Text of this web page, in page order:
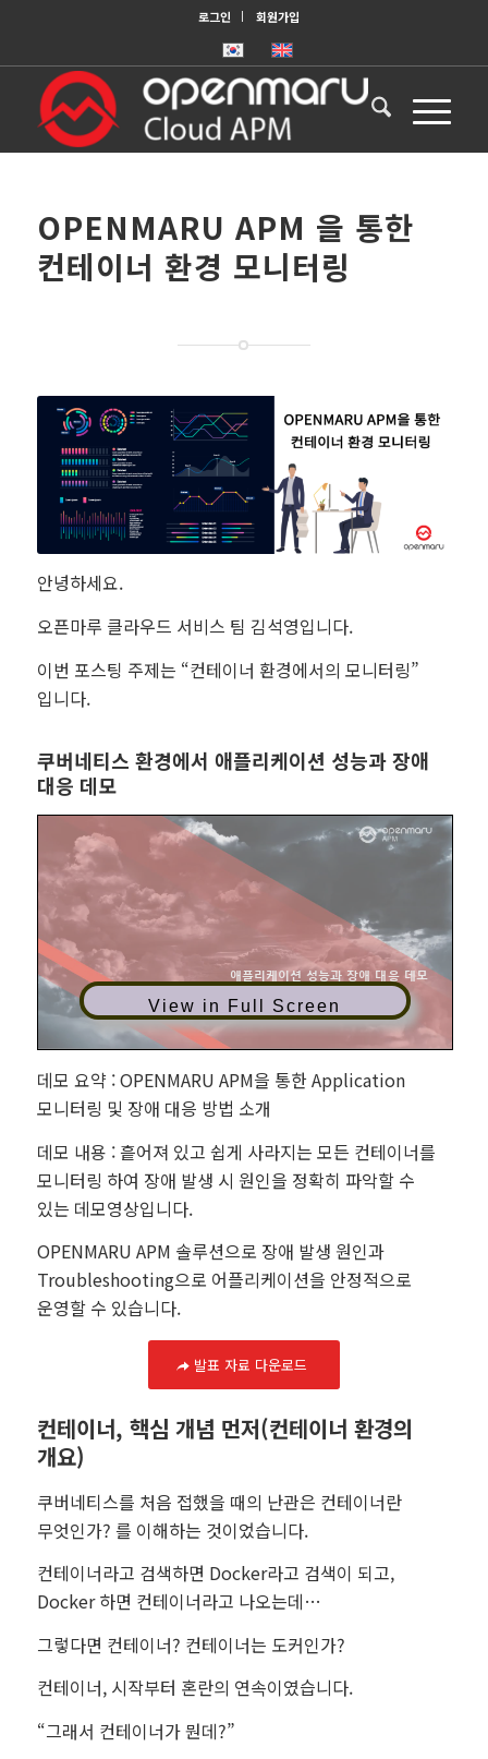
로그인 회원가입
OPENMARU APM 을 통한
컨테이너 환경 모니터링
안녕하세요.
오픈마루 클라우드 서비스 팀 김석영입니다.
이번 포스팅 주제는 “컨테이너 환경에서의 모니터링”
입니다.
쿠버네티스 환경에서 애플리케이션 성능과 장애
대응 데모
View in Full Screen
데모 요약 : OPENMARU APM을 통한 Application
모니터링 및 장애 대응 방법 소개
데모 내용 : 흩어져 있고 쉽게 사라지는 모든 컨테이너를
모니터링 하여 장애 발생 시 원인을 정확히 파악할 수
있는 데모영상입니다.
OPENMARU APM 솔루션으로 장애 발생 원인과
Troubleshooting으로 어플리케이션을 안정적으로
운영할 수 있습니다.
발표 자료 다운로드
컨테이너, 핵심 개념 먼저(컨테이너 환경의
개요)
쿠버네티스를 처음 접했을 때의 난관은 컨테이너란
무엇인가? 를 이해하는 것이었습니다.
컨테이너라고 검색하면 Docker라고 검색이 되고,
Docker 하면 컨테이너라고 나오는데…
그렇다면 컨테이너? 컨테이너는 도커인가?
컨테이너, 시작부터 혼란의 연속이였습니다.
“그래서 컨테이너가 뭔데?”